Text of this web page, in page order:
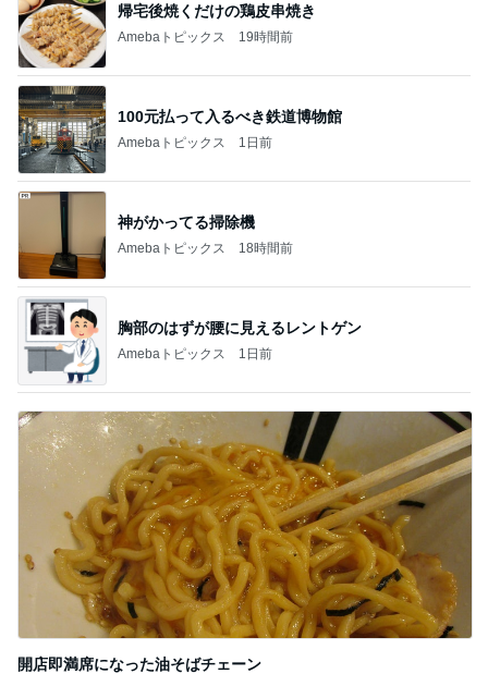
帰宅後焼くだけの鶏皮串焼き
Amebaトピックス 19時間前
100元払って入るべき鉄道博物館
Amebaトピックス 1日前
神がかってる掃除機
Amebaトピックス 18時間前
胸部のはずが腰に見えるレントゲン
Amebaトピックス 1日前
開店即満席になった油そばチェーン